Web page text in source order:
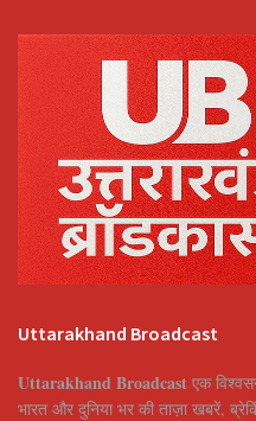
Uttarakhand Broadcast
Uttarakhand Broadcast एक
भारत और दुनिया भर की ताज़ा खबरें,